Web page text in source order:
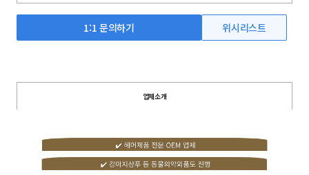
1:1 문의하기 위시리스트
업체소개